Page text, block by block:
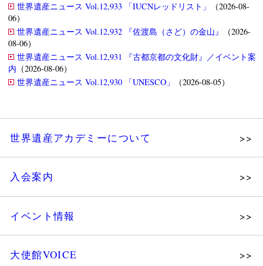
世界遺産ニュース Vol.12,933 「IUCNレッドリスト」
（2026-08-
06）
世界遺産ニュース Vol.12,932 『佐渡島（さど）の金山』
（2026-
08-06）
世界遺産ニュース Vol.12,931 『古都京都の文化財』／イベント案
内 （2026-08-06）
世界遺産ニュース Vol.12,930 「UNESCO」
（2026-08-05）
世界遺産アカデミーについて
組織図・役員
入会案内
イベント情報
大使館VOICE